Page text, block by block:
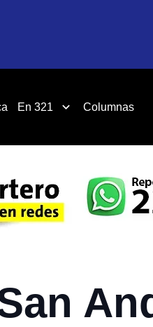
En 321 Columnas